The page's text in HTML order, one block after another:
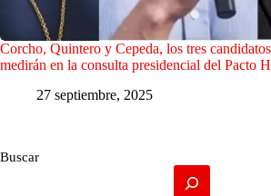
Corcho, Quintero y Cepeda, los tres
medirán en la consulta presidencial del Pacto
27 septiembre, 2025
Buscar